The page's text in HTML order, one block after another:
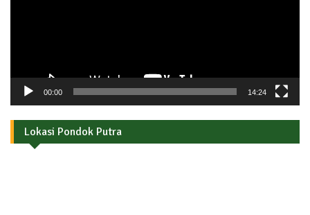
00:00 14:24
Lokasi Pondok Putra